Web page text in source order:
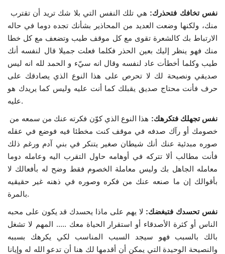
نفس تخافك فتحذرك: هي تلك النفس التي بلا شك تريد أن تقترب
منك، ولكنها وضعت العديد من المحاذير بشأنك تجده دوما في حاله
الارتباط بك كالشعرة تقوى مع كل موقف طيب وتضعف مع كل خطا
منك فهو ينظر إليك بعين الحذر فكلما فعلت جميلا قال لنفسه أنك
طيب وكلما أخطأت عاد لنفسه وقال انه سيّء و الحمد لله انه ليس
صديقي ونصيحة لك لا تحرص على هذا النوع الذي يصادقك على
حرف فأنت محتاج صديق يقبلك كما أنت عليه وليس كما يريدك هو
عليه.
نفس تجهلك فتكرهك: هذا النوع الذي كوّن فكرته عنك من سمعه من
خصومك أو رآك صدفه في موقف كنت مخطئا فيه فوضع في عقله
صوره مبدئية عنك أنك شيطان صغير يتنكر في بني آدم ورغم ذلك
فأنت مطالب ألا تتركه في أوهامه حاول التقرب اليه وعامله دوما
معامله الجاهل بك وليس معاملة الخصوم فقط وضح له بأفعالك لا
بأقوالك إن ما صنعه عنك من فكره وصوره في ذهنه غير حقيقيه
بالمرة.
نفس تحسدك فتبغضك: لا يهم على ماذا يحسدك قد يكون على محبه
الناس أو كثرة الأصدقاء أو استقرار الحياة معك ..... المهم لا تشغل
بالك بالسبب فهو سيجد السبب المناسب لكي يكرهك بسببه
والنصيحة الوحيدة التي يمكن أن أقدمها لك هنا أن تدعو الله له وإيانا